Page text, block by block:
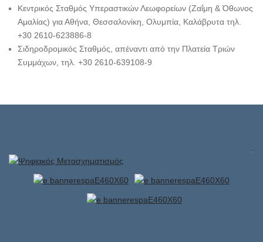
Κεντρικός Σταθμός Υπεραστικών Λεωφορείων (Ζαΐμη & Όθωνος
Αμαλίας) για Αθήνα, Θεσσαλονίκη, Ολυμπία, Καλάβρυτα τηλ.
+30 2610-623886-8
Σιδηροδρομικός Σταθμός, απέναντι από την Πλατεία Τριών
Συμμάχων, τηλ. +30 2610-639108-9